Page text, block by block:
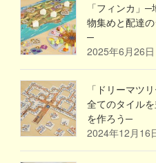
「フィンカ」
物集めと配達
─
2025年6月26日
「ドリーマツ
全てのタイル
を作ろう─
2024年12月16